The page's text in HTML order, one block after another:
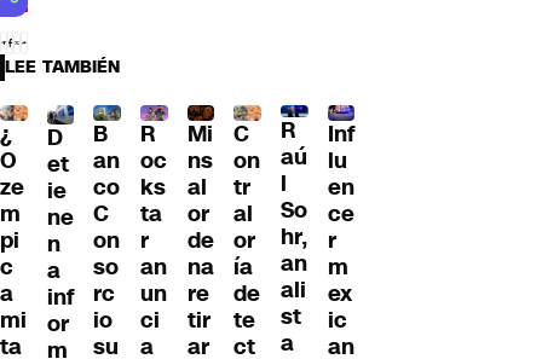
LEE TAMBIÉN
¿
O
ze
m
pi
c
a
mi
ta
D
et
ie
ne
n
a
inf
or
m
B
an
co
C
on
so
rc
io
su
R
oc
ks
ta
r
an
un
ci
a
Mi
ns
al
or
de
na
re
tir
ar
C
on
tr
al
or
ía
de
te
ct
R
aú
l
So
hr,
an
ali
st
a
Inf
lu
en
ce
r
m
ex
ic
an